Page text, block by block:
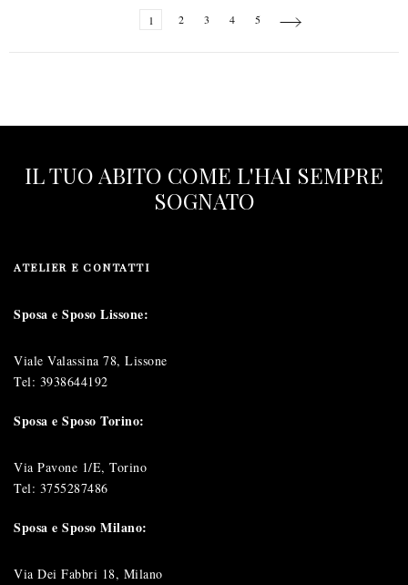
PageYou're
1 Page
2 Page
3 Page
4 Page
5 Page
Next
IL TUO ABITO COME L'HAI SEMPRE
SOGNATO
ATELIER E CONTATTI
Sposa e Sposo Lissone:
Viale Valassina 78, Lissone
Tel: 3938644192
Sposa e Sposo Torino:
Via Pavone 1/E, Torino
Tel: 3755287486
Sposa e Sposo Milano:
Via Dei Fabbri 18, Milano